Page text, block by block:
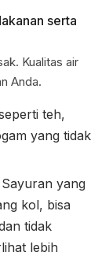
serta
Kualitas air
Anda.
teh,
yang tidak
Sayuran yang
kol, bisa
tidak
lebih